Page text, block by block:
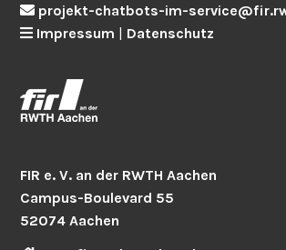
projekt-chatbots-im-
Impressum | Datenschutz
FIR e. V. an der RWTH Aachen
Campus-Boulevard 55
52074 Aachen